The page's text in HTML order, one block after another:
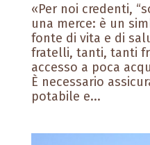
«Per noi credenti,
una merce: è un
fonte di vita e di
fratelli, tanti, tanti
accesso a poca
È necessario
potabile e...